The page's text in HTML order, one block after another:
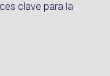
clave para la